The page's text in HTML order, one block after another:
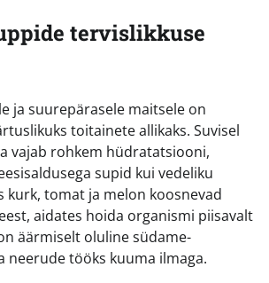
tervislikkuse
ja suurepärasele maitsele on
toitainete allikaks. Suvisel
vajab rohkem hüdratatsiooni,
supid kui vedeliku
kurk, tomat ja melon koosnevad
aidates hoida organismi piisavalt
äärmiselt oluline südame-
neerude tööks kuuma ilmaga.